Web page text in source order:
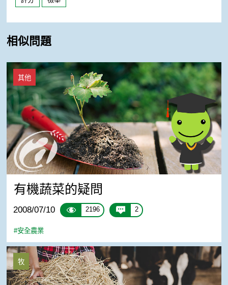
相似問題
有機蔬菜的疑問
其他
有機蔬菜的疑問
2008/07/10 2196 2
#安全農業
請問一下....有機蔬菜的定義
牧